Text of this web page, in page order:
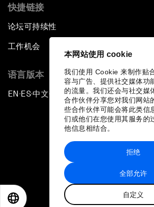
本网站使用 cookie
我们使用 Cookie 来制作贴
容与广告、提供社交媒体功
的流量。我们还会与社交媒
合作伙伴分享您对我们网站
些合作伙伴可能会将此类信
们或他们在您使用其服务的
他信息相结合。
全部允许
自定义
拒绝
快捷链接
论坛可持续性
工作机会
语言版本
EN ▪ ES▪中文▪ 日本語
站点地图
世界经济论坛